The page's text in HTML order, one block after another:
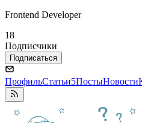
Frontend Developer
18
Подписчики
Подписаться
ПрофильСтатьи5ПостыНовости